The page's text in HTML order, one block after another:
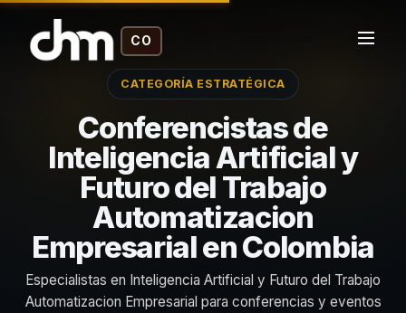
CO
CATEGORÍA ESTRATÉGICA
Conferencistas de
Inteligencia Artificial y
Futuro del Trabajo
Automatizacion
Empresarial en Colombia
Especialistas en Inteligencia Artificial y Futuro del Trabajo
Automatizacion Empresarial para conferencias y eventos